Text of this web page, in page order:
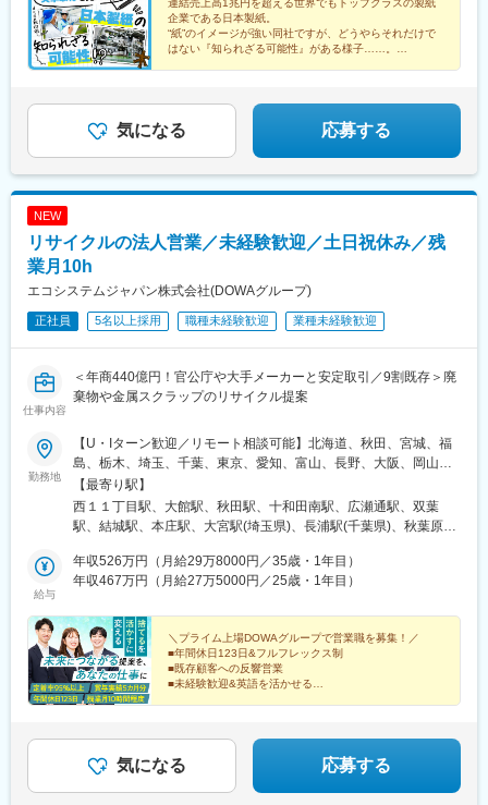
源が豊富な立地に拠点を構えています。美味しいお酒やご飯にた
くさん出会えますよ！企業である日本製紙。
“紙”のイメージが強い同社ですが、どうやらそれだけで
はない『知られざる可能性』がある様子……。
気になる 応募する
NEW
リサイクルの法人営業／未経験歓迎／土日祝休み／残
業月10h
エコシステムジャパン株式会社(DOWAグループ)
正社員 5名以上採用 職種未経験歓迎 業種未経験歓迎
仕事内容
＜年商440億円！官公庁や大手メーカーと安定取引／9割既存＞廃
棄物や金属スクラップのリサイクル提案
勤務地
【U・Iターン歓迎／リモート相談可能】北海道、秋田、宮城、福
島、栃木、埼玉、千葉、東京、愛知、富山、長野、大阪、岡山、
山口、福岡、熊本、沖縄のいずれかの営業所にて勤務いただきま
す。一部自動車通勤可能なオフィスもあり！＜★最優先で面接し
ます！注力採用中の勤務地＞・福島県：双葉郡大熊町・千葉県：
の他募集中の拠点＞・秋田県：大館市、秋田市、鹿角郡小坂町・
大阪府：大阪市※受動喫煙対策あり（屋内全面禁煙）＼インタビュ
に誘われても「ぜひ行きたい」と思えるほど雰囲気が良いです
（実際は誘われません）。こうした環境は、入社前の予想以上に
自分にとっての安心材料になりました。（Rさん／2024年9月入
社）
【最寄り駅】
西１１丁目駅、大館駅、秋田駅、十和田南駅、広瀬通駅、双葉
駅、結城駅、本庄駅、大宮駅(埼玉県)、長浦駅(千葉県)、秋葉原
おかでんミュージアム駅、徳山駅、祇園駅(福岡県)、松橋駅、美栄
橋駅、中央区役所前駅、勾当台公園駅、末広町駅(東京都)、丸の内
県)、西８丁目駅、青葉通一番町駅、岩本町駅、末広町駅(富山
県)、国際センター駅、西梅田駅、櫛田神社前駅
給与
年収526万円（月給29万8000円／35歳・1年目）
年収467万円（月給27万5000円／25歳・1年目）
＼プライム上場DOWAグループで営業職を募集！／
■年間休日123日&フルフレックス制
■既存顧客への反響営業
■未経験歓迎&英語を活かせる
■定着率95%以上
気になる 応募する